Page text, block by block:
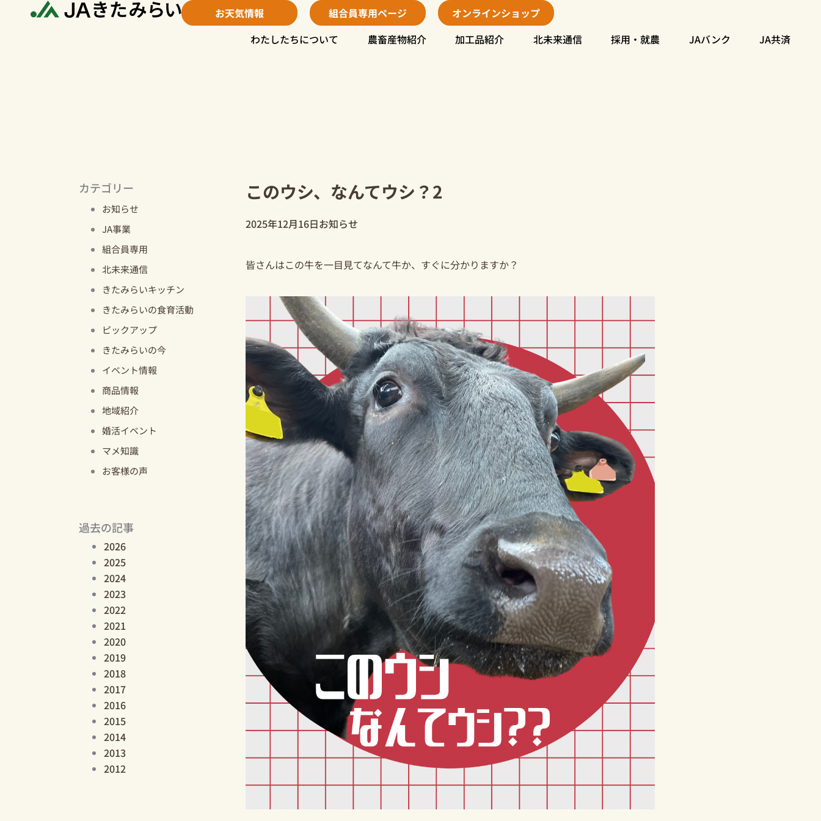
お天気情報 組合員専用ページ
オンラインショップ
わたしたちについて
農畜産物紹介 加工品紹介 北未来通信 採用・就農 JAバンク JA共済
カテゴリー
お知らせ
JA事業
組合員専用
北未来通信
きたみらいキッチン
きたみらいの食育活動
ピックアップ
きたみらいの今
イベント情報
商品情報
地域紹介
婚活イベント
マメ知識
お客様の声
過去の記事
2026
2025
2024
2023
2022
2021
2020
2019
2018
2017
2016
2015
2014
2013
2012
このウシ、なんてウシ？2
2025年12月16日お知らせ
皆さんはこの牛を一目見てなんて牛か、すぐに分かりますか？